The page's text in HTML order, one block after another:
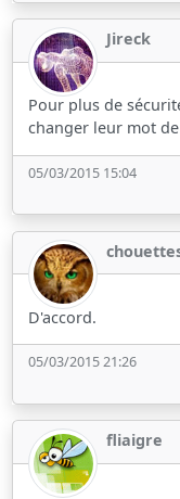
Jireck
Pour plus de
changer leur mot
05/03/2015 15:04
D'accord.
05/03/2015 21:26
fliaigre